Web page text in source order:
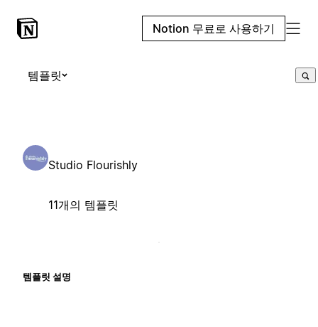
Notion 무료로 사용하기
템플릿
Studio Flourishly
11개의 템플릿
템플릿 설명